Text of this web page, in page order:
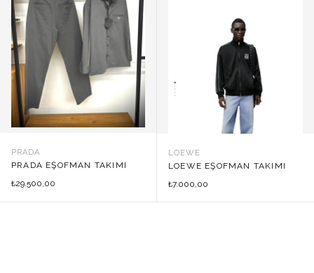
PRADA
PRADA EŞOFMAN TAKIMI
₺29.500,00
LOEWE
LOEWE EŞOFMAN TAKIMI
₺7.000,00